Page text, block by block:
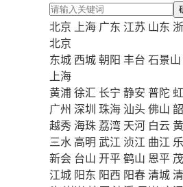
北京 上海 广东 江苏 山东
北京
东城 西城朝阳 丰台 石景山
上海
黄浦徐汇 长宁 静安 普陀
广州 深圳 珠海 汕头佛山
越秀 海珠 荔湾 天河 白云
三水 高明 武江 浈江 曲江
新会 台山 开平鹤山 恩平
江城 阳东 阳西 阳春清城